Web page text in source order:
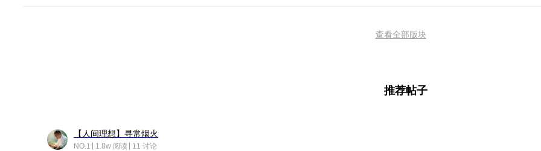
查看全部版块
推荐帖子
【人间理想】寻常烟火
NO.1 1.8w 阅读 11 讨论